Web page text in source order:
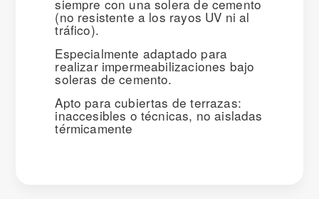
siempre con una solera de cemento
(no resistente a los rayos UV ni al
tráfico).
Especialmente adaptado para
realizar impermeabilizaciones bajo
soleras de cemento.
Apto para cubiertas de terrazas:
inaccesibles o técnicas, no aisladas
térmicamente